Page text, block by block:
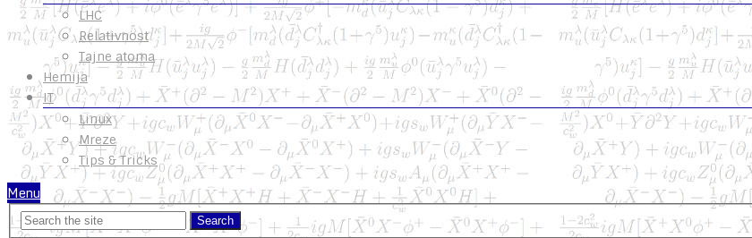
LHC
Relativnost
Tajne atoma
Hemija
IT
Linux
Mreze
Tips & Tricks
Menu